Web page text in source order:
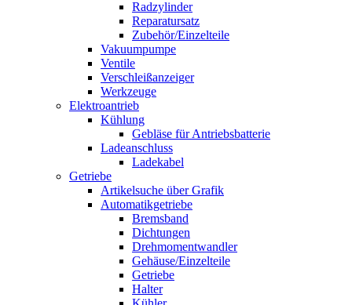
Radzylinder
Reparatursatz
Zubehör/Einzelteile
Vakuumpumpe
Ventile
Verschleißanzeiger
Werkzeuge
Elektroantrieb
Kühlung
Gebläse für Antriebsbatterie
Ladeanschluss
Ladekabel
Getriebe
Artikelsuche über Grafik
Automatikgetriebe
Bremsband
Dichtungen
Drehmomentwandler
Gehäuse/Einzelteile
Getriebe
Halter